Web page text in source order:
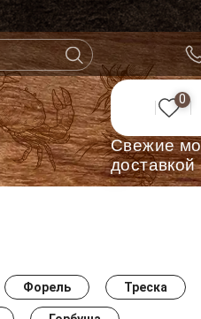
0
Cвежие
доставкой
Форель Треска